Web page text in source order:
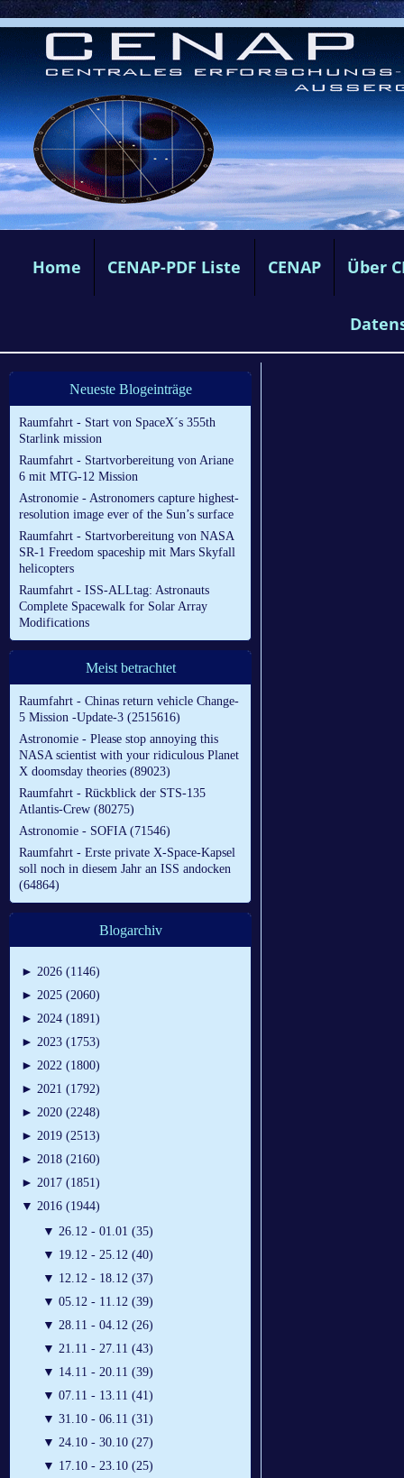
Home CENAP-PDF Liste CENAP Über
Neueste Blogeinträge
Raumfahrt - Start von SpaceX´s 355th
Starlink mission
Raumfahrt - Startvorbereitung von Ariane
6 mit MTG-12 Mission
Astronomie - Astronomers capture highest-
resolution image ever of the Sun’s surface
Raumfahrt - Startvorbereitung von NASA
SR-1 Freedom spaceship mit Mars Skyfall
helicopters
Raumfahrt - ISS-ALLtag: Astronauts
Complete Spacewalk for Solar Array
Modifications
Meist betrachtet
Raumfahrt - Chinas return vehicle Change-
5 Mission -Update-3 (2515616)
Astronomie - Please stop annoying this
NASA scientist with your ridiculous Planet
X doomsday theories (89023)
Raumfahrt - Rückblick der STS-135
Atlantis-Crew (80275)
Astronomie - SOFIA (71546)
Raumfahrt - Erste private X-Space-Kapsel
soll noch in diesem Jahr an ISS andocken
(64864)
Blogarchiv
► 2026 (1146)
► 2025 (2060)
► 2024 (1891)
► 2023 (1753)
► 2022 (1800)
► 2021 (1792)
► 2020 (2248)
► 2019 (2513)
► 2018 (2160)
► 2017 (1851)
▼ 2016 (1944)
▼ 26.12 - 01.01 (35)
▼ 19.12 - 25.12 (40)
▼ 12.12 - 18.12 (37)
▼ 05.12 - 11.12 (39)
▼ 28.11 - 04.12 (26)
▼ 21.11 - 27.11 (43)
▼ 14.11 - 20.11 (39)
▼ 07.11 - 13.11 (41)
▼ 31.10 - 06.11 (31)
▼ 24.10 - 30.10 (27)
▼ 17.10 - 23.10 (25)